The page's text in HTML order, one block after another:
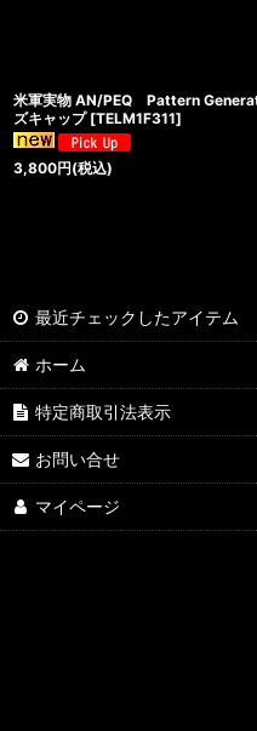
米軍実物 AN/PEQ Pattern
ズキャップ [TELM1F311]
3,800円(税込)
最近チェックしたアイテム
ホーム
特定商取引法表示
お問い合せ
マイページ